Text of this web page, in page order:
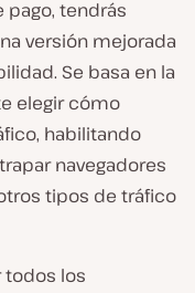
pago, tendrás
versión mejorada
Se basa en la
elegir cómo
habilitando
navegadores
tipos de tráfico
todos los